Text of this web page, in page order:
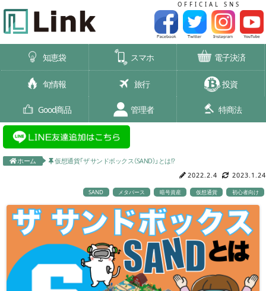
OFFICIAL SNS
知恵袋 スマホ 電子決済
旬情報 旅行 投資
Good商品 管理者 特商法
ホーム
仮想通貨「ザ サンドボックス（SAND）」とは!?
2022.2.4
2023.1.24
初心者向け
仮想通貨
暗号資産
メタバース
SAND